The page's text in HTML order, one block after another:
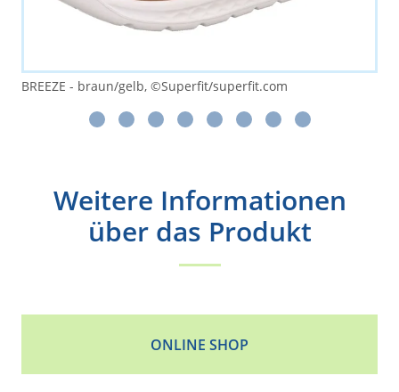
BREEZE - braun/gelb, ©Superfit/superfit.com
Weitere Informationen
über das Produkt
ONLINE SHOP